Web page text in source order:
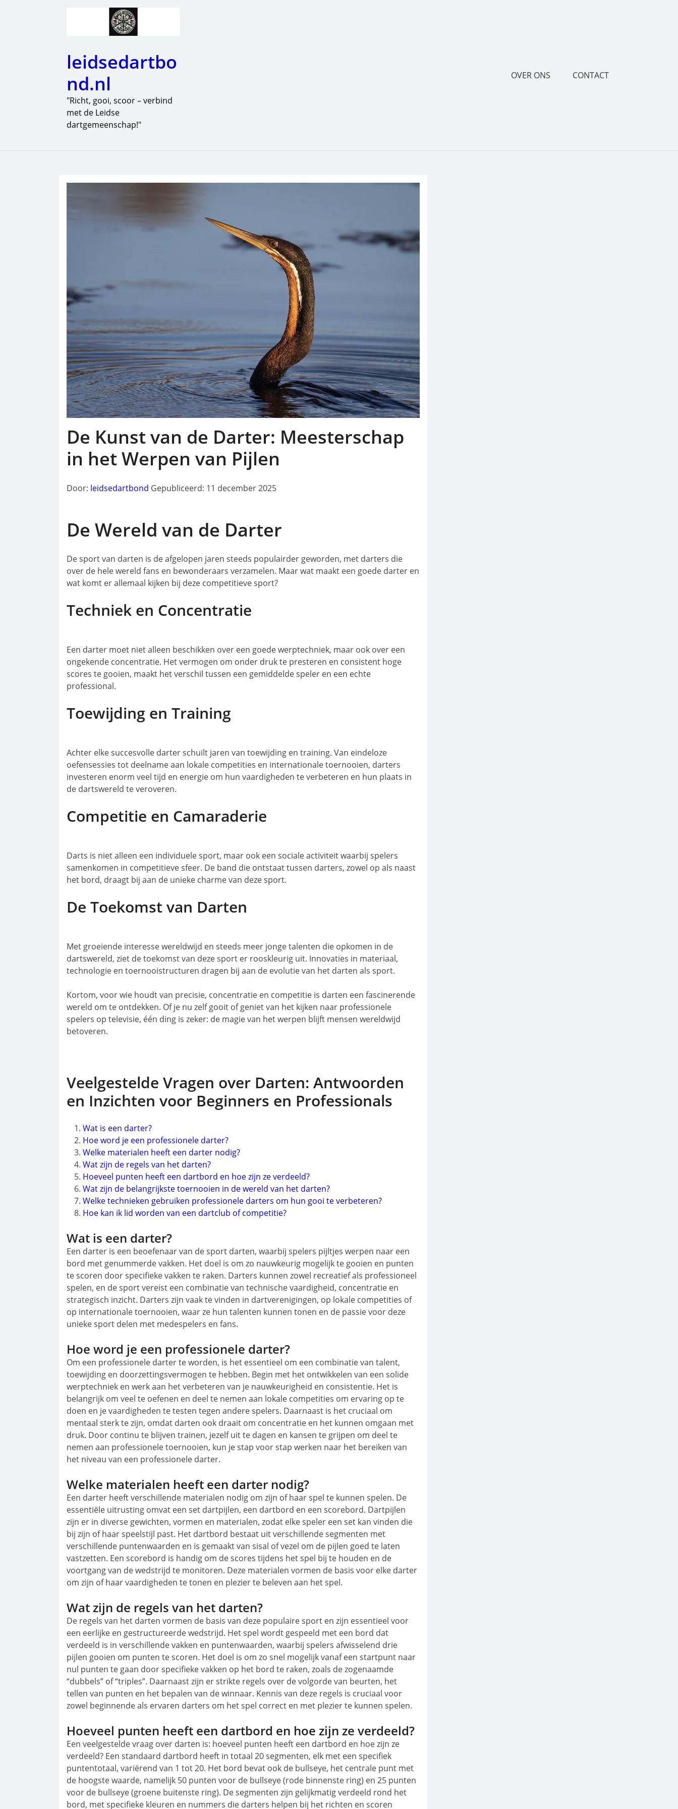
leidsedartbo
nd.nl
"Richt, gooi, scoor – verbind
met de Leidse
dartgemeenschap!"
OVER ONS CONTACT
De Kunst van de Darter: Meesterschap
in het Werpen van Pijlen
Door: leidsedartbond Gepubliceerd: 11 december 2025
De Wereld van de Darter
De sport van darten is de afgelopen jaren steeds populairder geworden, met darters die
over de hele wereld fans en bewonderaars verzamelen. Maar wat maakt een goede darter en
wat komt er allemaal kijken bij deze competitieve sport?
Techniek en Concentratie
Een darter moet niet alleen beschikken over een goede werptechniek, maar ook over een
ongekende concentratie. Het vermogen om onder druk te presteren en consistent hoge
scores te gooien, maakt het verschil tussen een gemiddelde speler en een echte
professional.
Toewijding en Training
Achter elke succesvolle darter schuilt jaren van toewijding en training. Van eindeloze
oefensessies tot deelname aan lokale competities en internationale toernooien, darters
investeren enorm veel tijd en energie om hun vaardigheden te verbeteren en hun plaats in
de dartswereld te veroveren.
Competitie en Camaraderie
Darts is niet alleen een individuele sport, maar ook een sociale activiteit waarbij spelers
samenkomen in competitieve sfeer. De band die ontstaat tussen darters, zowel op als naast
het bord, draagt bij aan de unieke charme van deze sport.
De Toekomst van Darten
Met groeiende interesse wereldwijd en steeds meer jonge talenten die opkomen in de
dartswereld, ziet de toekomst van deze sport er rooskleurig uit. Innovaties in materiaal,
technologie en toernooistructuren dragen bij aan de evolutie van het darten als sport.
Kortom, voor wie houdt van precisie, concentratie en competitie is darten een fascinerende
wereld om te ontdekken. Of je nu zelf gooit of geniet van het kijken naar professionele
spelers op televisie, één ding is zeker: de magie van het werpen blijft mensen wereldwijd
betoveren.
Veelgestelde Vragen over Darten: Antwoorden
en Inzichten voor Beginners en Professionals
Wat is een darter?
Hoe word je een professionele darter?
Welke materialen heeft een darter nodig?
Wat zijn de regels van het darten?
Hoeveel punten heeft een dartbord en hoe zijn ze verdeeld?
Wat zijn de belangrijkste toernooien in de wereld van het darten?
Welke technieken gebruiken professionele darters om hun gooi te verbeteren?
Hoe kan ik lid worden van een dartclub of competitie?
Wat is een darter?
Een darter is een beoefenaar van de sport darten, waarbij spelers pijltjes werpen naar een
bord met genummerde vakken. Het doel is om zo nauwkeurig mogelijk te gooien en punten
te scoren door specifieke vakken te raken. Darters kunnen zowel recreatief als professioneel
spelen, en de sport vereist een combinatie van technische vaardigheid, concentratie en
strategisch inzicht. Darters zijn vaak te vinden in dartverenigingen, op lokale competities of
op internationale toernooien, waar ze hun talenten kunnen tonen en de passie voor deze
unieke sport delen met medespelers en fans.
Hoe word je een professionele darter?
Om een professionele darter te worden, is het essentieel om een combinatie van talent,
toewijding en doorzettingsvermogen te hebben. Begin met het ontwikkelen van een solide
werptechniek en werk aan het verbeteren van je nauwkeurigheid en consistentie. Het is
belangrijk om veel te oefenen en deel te nemen aan lokale competities om ervaring op te
doen en je vaardigheden te testen tegen andere spelers. Daarnaast is het cruciaal om
mentaal sterk te zijn, omdat darten ook draait om concentratie en het kunnen omgaan met
druk. Door continu te blijven trainen, jezelf uit te dagen en kansen te grijpen om deel te
nemen aan professionele toernooien, kun je stap voor stap werken naar het bereiken van
het niveau van een professionele darter.
Welke materialen heeft een darter nodig?
Een darter heeft verschillende materialen nodig om zijn of haar spel te kunnen spelen. De
essentiële uitrusting omvat een set dartpijlen, een dartbord en een scorebord. Dartpijlen
zijn er in diverse gewichten, vormen en materialen, zodat elke speler een set kan vinden die
bij zijn of haar speelstijl past. Het dartbord bestaat uit verschillende segmenten met
verschillende puntenwaarden en is gemaakt van sisal of vezel om de pijlen goed te laten
vastzetten. Een scorebord is handig om de scores tijdens het spel bij te houden en de
voortgang van de wedstrijd te monitoren. Deze materialen vormen de basis voor elke darter
om zijn of haar vaardigheden te tonen en plezier te beleven aan het spel.
Wat zijn de regels van het darten?
De regels van het darten vormen de basis van deze populaire sport en zijn essentieel voor
een eerlijke en gestructureerde wedstrijd. Het spel wordt gespeeld met een bord dat
verdeeld is in verschillende vakken en puntenwaarden, waarbij spelers afwisselend drie
pijlen gooien om punten te scoren. Het doel is om zo snel mogelijk vanaf een startpunt naar
nul punten te gaan door specifieke vakken op het bord te raken, zoals de zogenaamde
“dubbels” of “triples”. Daarnaast zijn er strikte regels over de volgorde van beurten, het
tellen van punten en het bepalen van de winnaar. Kennis van deze regels is cruciaal voor
zowel beginnende als ervaren darters om het spel correct en met plezier te kunnen spelen.
Hoeveel punten heeft een dartbord en hoe zijn ze verdeeld?
Een veelgestelde vraag over darten is: hoeveel punten heeft een dartbord en hoe zijn ze
verdeeld? Een standaard dartbord heeft in totaal 20 segmenten, elk met een specifiek
puntentotaal, variërend van 1 tot 20. Het bord bevat ook de bullseye, het centrale punt met
de hoogste waarde, namelijk 50 punten voor de bullseye (rode binnenste ring) en 25 punten
voor de bullseye (groene buitenste ring). De segmenten zijn gelijkmatig verdeeld rond het
bord, met specifieke kleuren en nummers die darters helpen bij het richten en scoren